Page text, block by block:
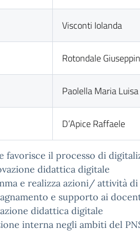
Visconti Iolanda
Rotondale
Paolella Maria Luisa
D’Apice Raffaele
favorisce il processo di
didattica digitale
e realizza azioni/ attività di
e supporto ai
didattica digitale
interna negli ambiti del